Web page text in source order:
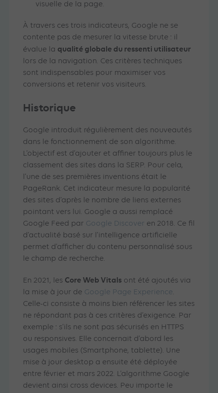
visuelle de la page.
À travers ces trois indicateurs, Google ne se
contente pas de mesurer la vitesse brute : il
évalue la qualité globale du ressenti utilisateur
lors de la navigation. Ces critères techniques
sont indispensables pour maximiser vos
conversions et retenir vos visiteurs.
Historique
Google introduit régulièrement des nouveautés
dans le fonctionnement de son algorithme.
L’objectif est d’ajouter et affiner toujours plus le
classement des sites dans la SERP. Pour cela,
l’une de ses premières inventions était le
PageRank. Cet indicateur mesure la popularité
des sites d’après le nombre de liens externes
pointant vers lui. Google a aussi remplacé
Google Feed par Google Discover en 2018. Ce fil
d’actualité basé sur l’intelligence artificielle
permet d’afficher du contenu personnalisé sous
le champ de recherche.
En 2021, les Core Web Vitals ont été ajoutés via
la mise à jour de Google Page Experience.
Celle-ci consiste à moins bien référencer les sites
ne répondant pas à ces critères d’exigence. Par
exemple : s’ils ne sont pas sécurisés en HTTPS
ou responsives. Elle concernait d’abord les
usages mobiles (Smartphone, tablette). Une
mise à jour desktop a ensuite été déployée
entre février et mars 2022. L’algorithme Google
devient ainsi cross devices. Peu importe le